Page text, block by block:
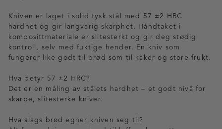
Kniven er laget i solid tysk stål med 57 ±2 HRC
hardhet og gir langvarig skarphet. Håndtaket i
komposittmateriale er slitesterkt og gir deg stødig
kontroll, selv med fuktige hender. En kniv som
fungerer like godt til brød som til kaker og store frukt.
Hva betyr 57 ±2 HRC?
Det er en måling av stålets hardhet – et godt nivå for
skarpe, slitesterke kniver.
Hva slags brød egner kniven seg til?